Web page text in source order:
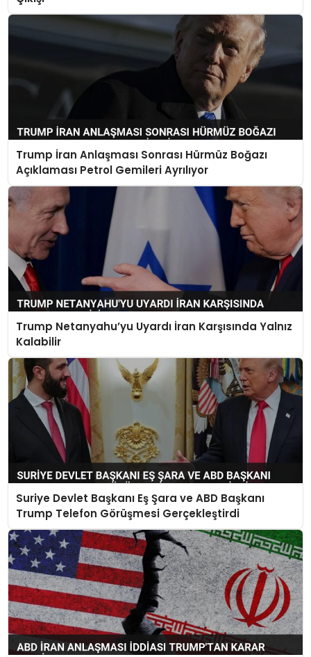
Trump İran Anlaşması Sonrası Hürmüz Boğazı
Açıklaması Petrol Gemileri Ayrılıyor
Trump Netanyahu’yu Uyardı İran Karşısında Yalnız
Kalabilir
Suriye Devlet Başkanı Eş Şara ve ABD Başkanı
Trump Telefon Görüşmesi Gerçekleştirdi